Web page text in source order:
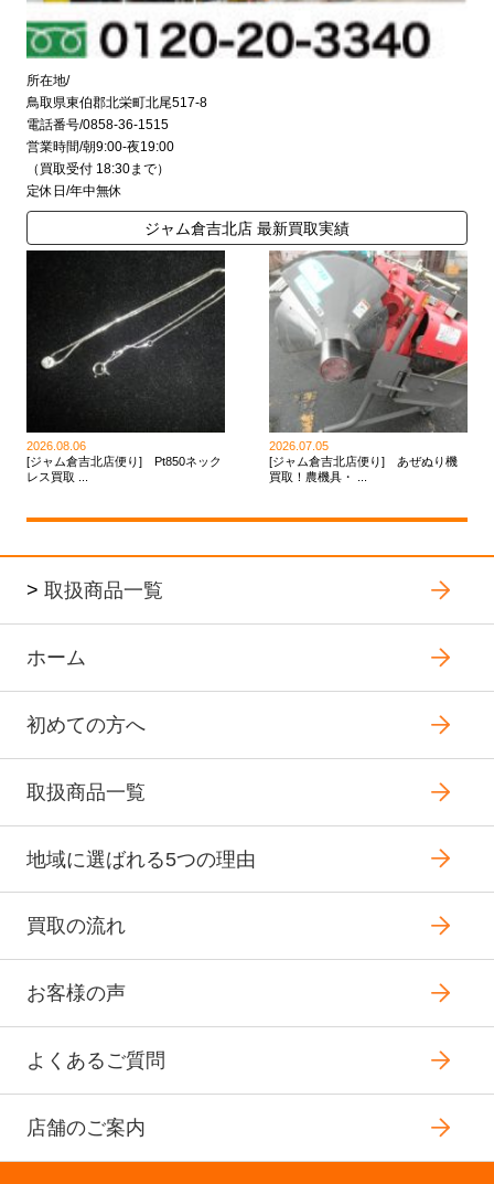
所在地/
鳥取県東伯郡北栄町北尾517-8
電話番号/0858-36-1515
営業時間/朝9:00-夜19:00
（買取受付 18:30まで）
定休日/年中無休
ジャム倉吉北店 最新買取実績
2026.08.06
[ジャム倉吉北店便り] Pt850ネック
レス買取 ...
2026.07.05
[ジャム倉吉北店便り] あぜぬり機
買取！農機具・ ...
> 取扱商品一覧
ホーム
初めての方へ
取扱商品一覧
地域に選ばれる5つの理由
買取の流れ
お客様の声
よくあるご質問
店舗のご案内